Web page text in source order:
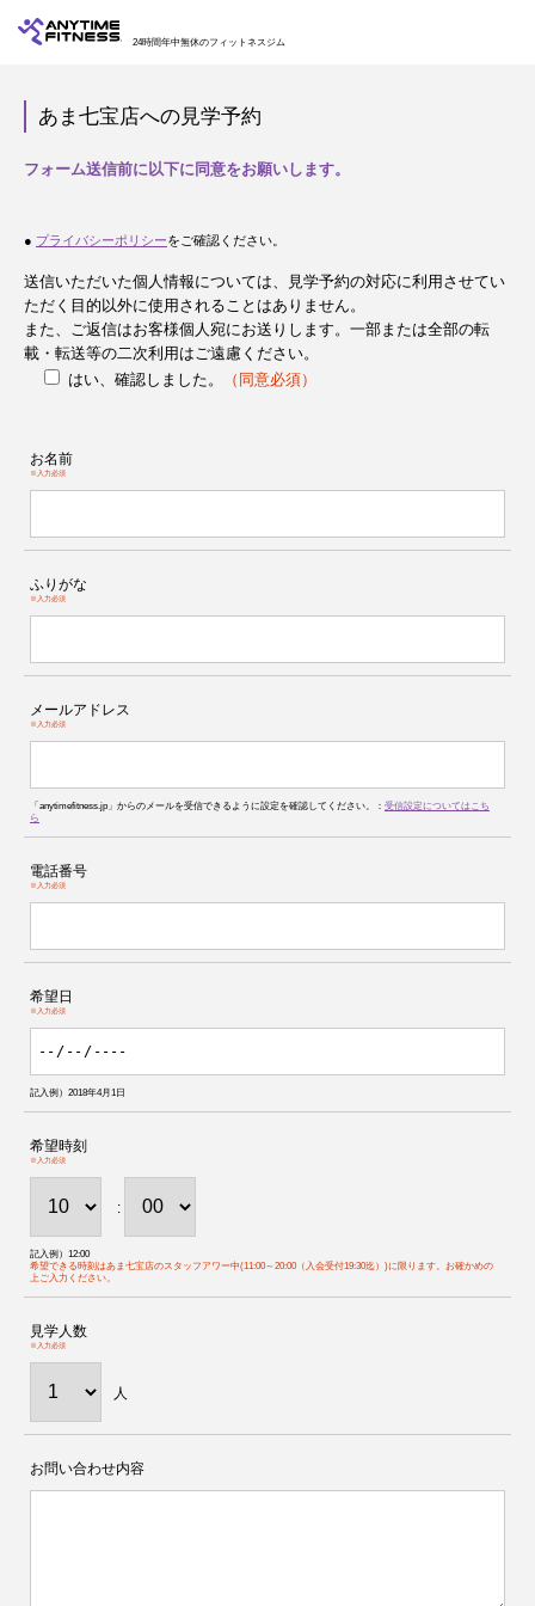
24時間年中無休のフィットネスジム
あま七宝店への見学予約
フォーム送信前に以下に同意をお願いします。
● プライバシーポリシーをご確認ください。
送信いただいた個人情報については、見学予約の対応に利用させてい
ただく目的以外に使用されることはありません。
また、ご返信はお客様個人宛にお送りします。一部または全部の転
載・転送等の二次利用はご遠慮ください。
はい、確認しました。
（同意必須）
お名前
※入力必須
ふりがな
※入力必須
メールアドレス
※入力必須
「anytimefitness.jp」からのメールを受信できるように設定を確認してください。： 受信設定についてはこち
ら
電話番号
※入力必須
希望日
※入力必須
記入例）2018年4月1日
希望時刻
※入力必須
:
記入例）12:00
希望できる時刻はあま七宝店のスタッフアワー中(11:00～20:00（入会受付19:30迄）)に限ります。お確かめの
上ご入力ください。
見学人数
※入力必須
人
お問い合わせ内容